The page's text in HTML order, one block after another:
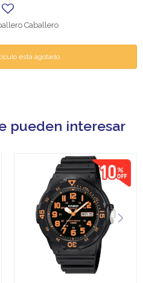
Caballero
está agotado.
pueden interesar